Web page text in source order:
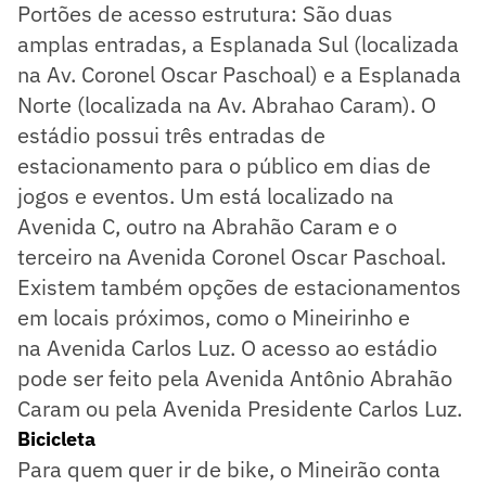
Portões de acesso estrutura: São duas
amplas entradas, a Esplanada Sul (localizada
na Av. Coronel Oscar Paschoal) e a Esplanada
Norte (localizada na Av. Abrahao Caram). O
estádio possui três entradas de
estacionamento para o público em dias de
jogos e eventos. Um está localizado na
Avenida C, outro na Abrahão Caram e o
terceiro na Avenida Coronel Oscar Paschoal.
Existem também opções de estacionamentos
em locais próximos, como o Mineirinho e
na Avenida Carlos Luz. O acesso ao estádio
pode ser feito pela Avenida Antônio Abrahão
Caram ou pela Avenida Presidente Carlos Luz.
Bicicleta
Para quem quer ir de bike, o Mineirão conta